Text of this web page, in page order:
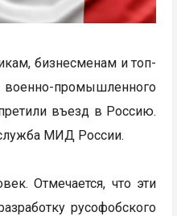
бизнесменам и топ-
промышленного
въезд в Россию.
МИД России.
Отмечается, что эти
русофобского